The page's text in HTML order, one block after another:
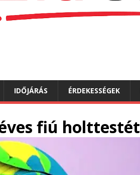
IDŐJÁRÁS ÉRDEKESSÉGEK
fiú holttestét